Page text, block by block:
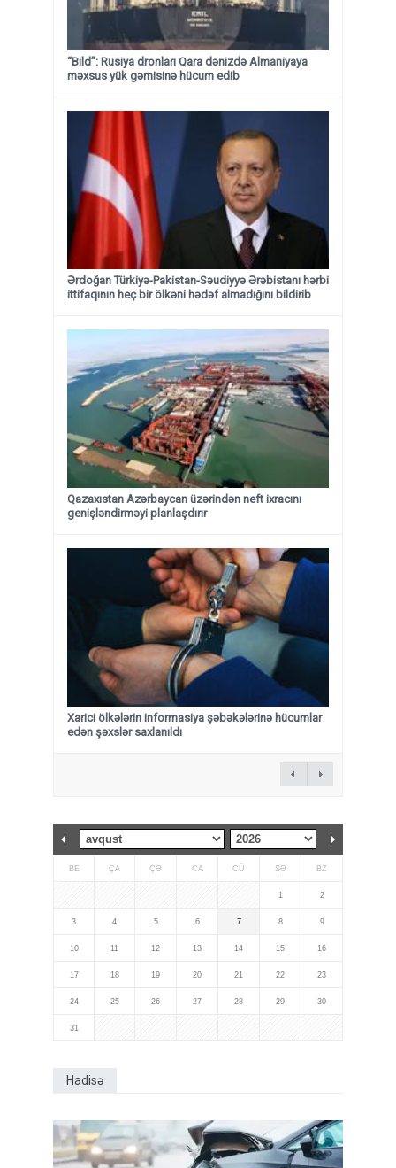
“Bild”: Rusiya dronları Qara dənizdə Almaniyaya
məxsus yük gəmisinə hücum edib
Ərdoğan Türkiyə-Pakistan-Səudiyyə Ərəbistanı hərbi
ittifaqının heç bir ölkəni hədəf almadığını bildirib
Qazaxıstan Azərbaycan üzərindən neft ixracını
genişləndirməyi planlaşdırır
Xarici ölkələrin informasiya şəbəkələrinə hücumlar
edən şəxslər saxlanıldı
BE ÇA ÇƏ CA CÜ ŞƏ BZ
1 2
3 4 5 6 7 8 9
10 11 12 13 14 15 16
17 18 19 20 21 22 23
24 25 26 27 28 29 30
31
Hadisə